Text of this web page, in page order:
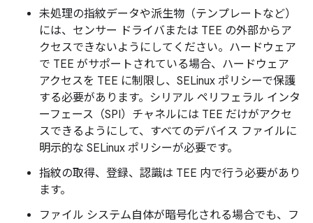
未処理の指紋データや派生物（テンプレートなど）
には、センサー ドライバまたは TEE の外部からア
クセスできないようにしてください。ハードウェア
で TEE がサポートされている場合、ハードウェア
アクセスを TEE に制限し、SELinux ポリシーで保護
する必要があります。シリアル ペリフェラル インタ
ーフェース（SPI）チャネルには TEE だけがアクセ
スできるようにして、すべてのデバイス ファイルに
明示的な SELinux ポリシーが必要です。
指紋の取得、登録、認識は TEE 内で行う必要があり
ます。
ファイル システム自体が暗号化される場合でも、フ